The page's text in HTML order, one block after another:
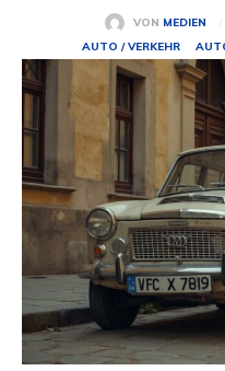
VON MEDIEN
AUTO / VERKEHR